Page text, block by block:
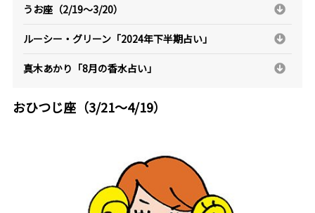
うお座（2/19～3/20）
ルーシー・グリーン「2024年下半期占い」
真木あかり「8月の香水占い」
おひつじ座（3/21～4/19）